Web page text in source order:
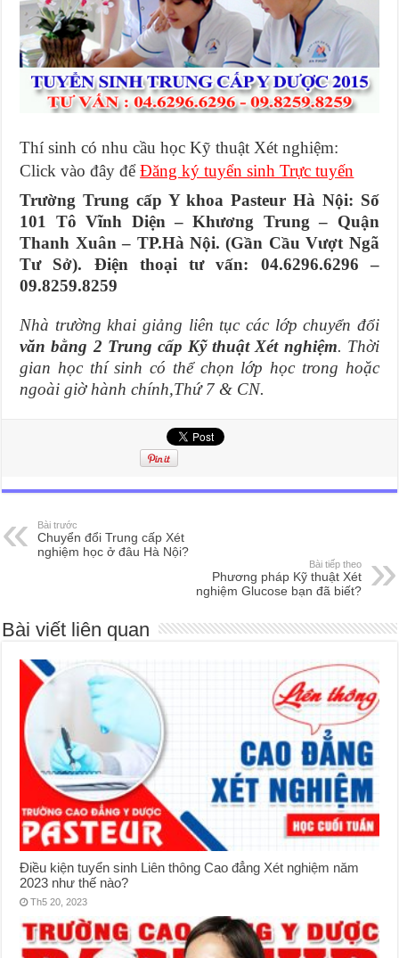
Thí sinh có nhu cầu học Kỹ thuật Xét nghiệm:
Click vào đây đểĐăng ký tuyển sinh Trực tuyến
Trường Trung cấp Y khoa Pasteur Hà Nội: Số
101 Tô Vĩnh Diện – Khương Trung – Quận
Thanh Xuân – TP.Hà Nội. (Gần Cầu Vượt Ngã
Tư Sở). Điện thoại tư vấn: 04.6296.6296 –
09.8259.8259
Nhà trường khai giảng liên tục các lớp chuyển đổi
văn bằng 2 Trung cấp Kỹ thuật Xét nghiệm. Thời
gian học thí sinh có thể chọn lớp học trong hoặc
ngoài giờ hành chính,Thứ 7 & CN.
Bài trước
Chuyển đổi Trung cấp Xét
nghiệm học ở đâu Hà Nội?
Bài tiếp theo
Phương pháp Kỹ thuật Xét
nghiệm Glucose bạn đã biết?
Bài viết liên quan
Điều kiện tuyển sinh Liên thông Cao đẳng Xét nghiệm năm
2023 như thế nào?
Th5 20, 2023